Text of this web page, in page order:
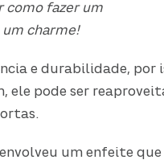
como fazer um
charme!
e durabilidade, por
ele pode ser
um enfeite que